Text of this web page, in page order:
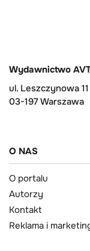
Wydawnictwo
ul. Leszczynowa 11
03-197 Warszawa
O NAS
O portalu
Autorzy
Kontakt
Reklama i